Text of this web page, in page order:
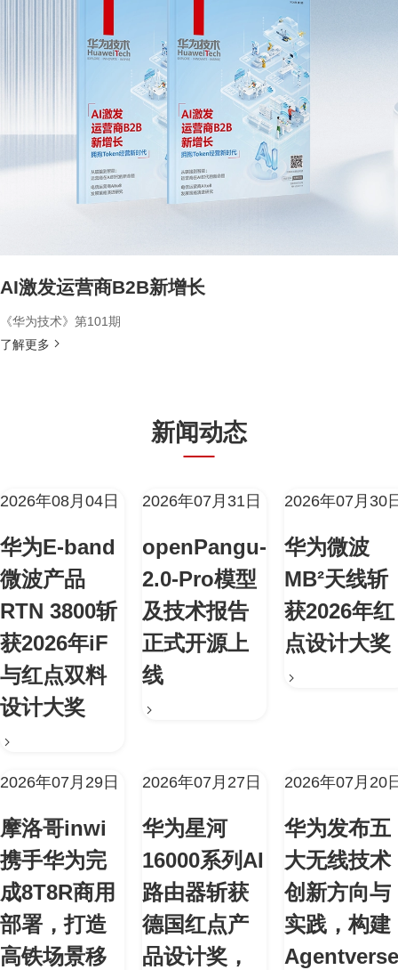
AI激发运营商B2B新增长
《华为技术》第101期
了解更多
新闻动态
2026年08月04日
华为E-band
微波产品
RTN 3800斩
获2026年iF
与红点双料
设计大奖
2026年07月31日
openPangu-
2.0-Pro模型
及技术报告
正式开源上
线
2026年07月30
华为微波
MB²天线斩
获2026年红
点设计大奖
2026年07月29日
摩洛哥inwi
携手华为完
成8T8R商用
部署，打造
高铁场景移
2026年07月27日
华为星河
16000系列AI
路由器斩获
德国红点产
品设计奖，
2026年07月20
华为发布五
大无线技术
创新方向与
实践，构建
Agentverse